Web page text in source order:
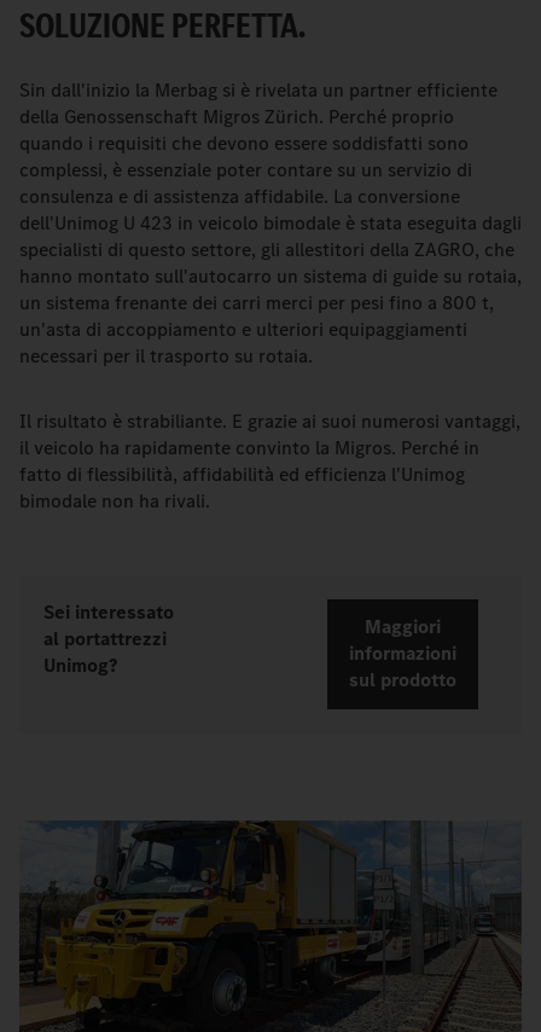
SOLUZIONE PERFETTA.
Sin dall'inizio la Merbag si è rivelata un partner efficiente
della Genossenschaft Migros Zürich. Perché proprio
quando i requisiti che devono essere soddisfatti sono
complessi, è essenziale poter contare su un servizio di
consulenza e di assistenza affidabile. La conversione
dell'Unimog U 423 in veicolo bimodale è stata eseguita dagli
specialisti di questo settore, gli allestitori della ZAGRO, che
hanno montato sull'autocarro un sistema di guide su rotaia,
un sistema frenante dei carri merci per pesi fino a 800 t,
un'asta di accoppiamento e ulteriori equipaggiamenti
necessari per il trasporto su rotaia.
Il risultato è strabiliante. E grazie ai suoi numerosi vantaggi,
il veicolo ha rapidamente convinto la Migros. Perché in
fatto di flessibilità, affidabilità ed efficienza l'Unimog
bimodale non ha rivali.
Sei interessato
al portattrezzi
Unimog?
Maggiori
informazioni
sul prodotto